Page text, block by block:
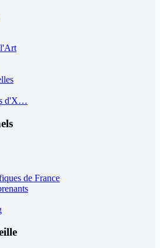
l'Art
d'X…
de France